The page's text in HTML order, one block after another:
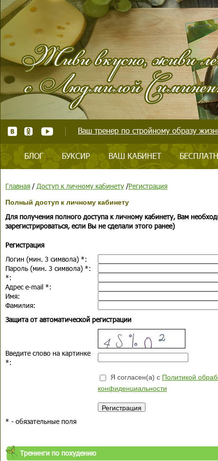
Ваш тренер по стройному образу
БЛОГ БУКСИР ВАШ КАБИНЕТ
Главная / Доступ к личному кабинету /Регистрация
Полный доступ к личному кабинету
Для получения полного доступа к личному кабинету, Вам
зарегистрироваться, если Вы не сделали этого ранее)
Регистрация
Логин (мин. 3 символа) *:
Пароль (мин. 3 символа) *:
*:
Адрес e-mail *:
Имя:
Фамилия:
Защита от автоматической регистрации
Введите слово на картинке
*:
Я согласен(а) с Политикой
конфиденциальности
* - обязательные поля
Тренинги по похудению